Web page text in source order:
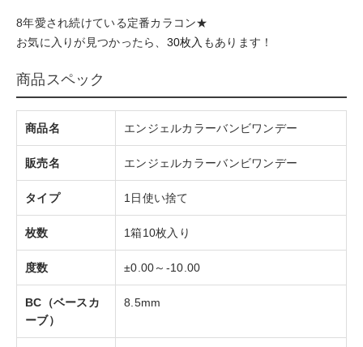
8年愛され続けている定番カラコン★
お気に入りが見つかったら、 30枚入 もあります！
商品スペック
商品名 エンジェルカラーバンビワンデー
販売名 エンジェルカラーバンビワンデー
タイプ 1日使い捨て
枚数 1箱10枚入り
度数 ±0.00～-10.00
BC（ベースカ
ーブ）
8.5mm